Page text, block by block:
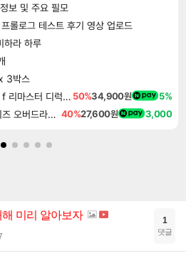
보 및 주요 필모
롤로그 테스트 후기 영상 업로드
하라 하루
3박스
테일즈 오브 그레이세스 f 리마스터 디럭스 에디션 Tales of Graces f Remastered Deluxe Edition 50%34,900원 5%
나 혼자만 레벨업 어라이즈 오버드라이브 Solo Leveling Arise 40%27,600원 3,000
미리 알아보자 1
댓글